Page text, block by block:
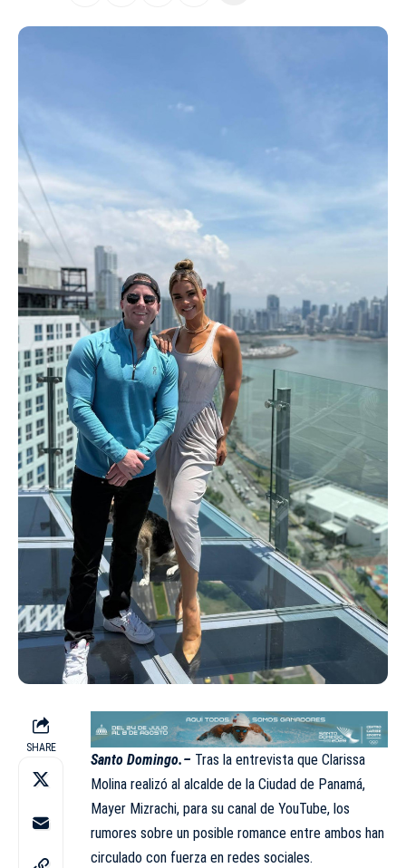
SHARE
Santo Domingo.– Tras la entrevista que Clarissa
Molina realizó al alcalde de la Ciudad de Panamá,
Mayer Mizrachi, para su canal de YouTube, los
rumores sobre un posible romance entre ambos han
circulado con fuerza en redes sociales.